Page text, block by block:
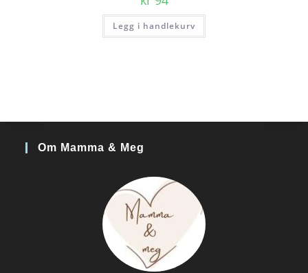
Legg i handlekurv
Om Mamma & Meg